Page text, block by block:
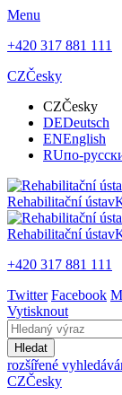
Menu
+420 317 881 111
CZČesky
CZČesky
DEDeutsch
ENEnglish
RUпо-
Rehabilitační ústav
Rehabilitační ústav
+420 317 881 111
Twitter Facebook
Vytisknout
Hledat
rozšířené
CZČesky